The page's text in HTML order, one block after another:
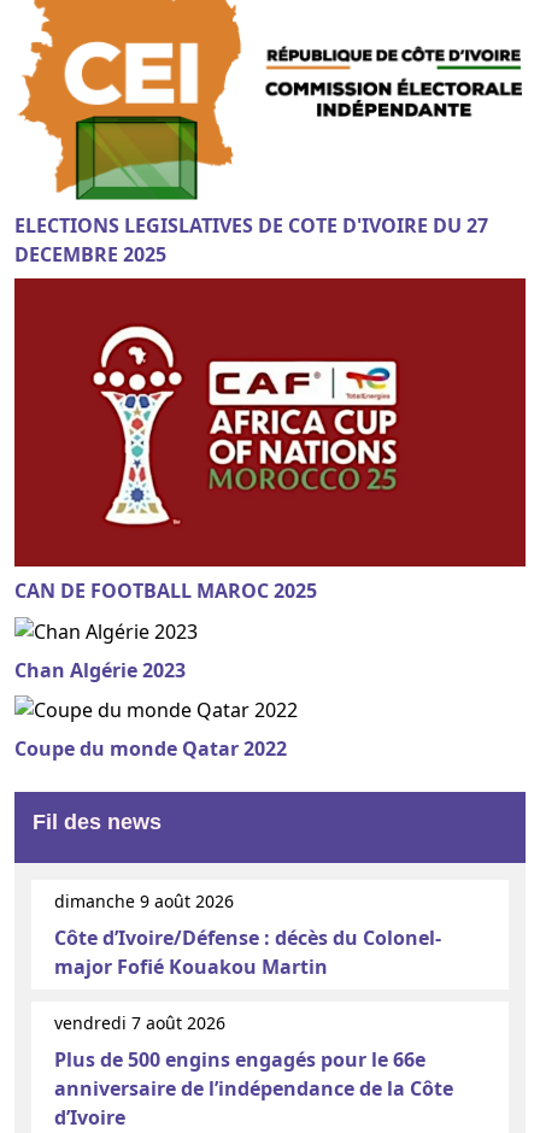
ELECTIONS LEGISLATIVES DE COTE D'IVOIRE DU 27
DECEMBRE 2025
CAN DE FOOTBALL MAROC 2025
Chan Algérie 2023
Coupe du monde Qatar 2022
Fil des news
dimanche 9 août 2026
Côte d’Ivoire/Défense : décès du Colonel-
major Fofié Kouakou Martin
vendredi 7 août 2026
Plus de 500 engins engagés pour le 66e
anniversaire de l’indépendance de la Côte
d’Ivoire